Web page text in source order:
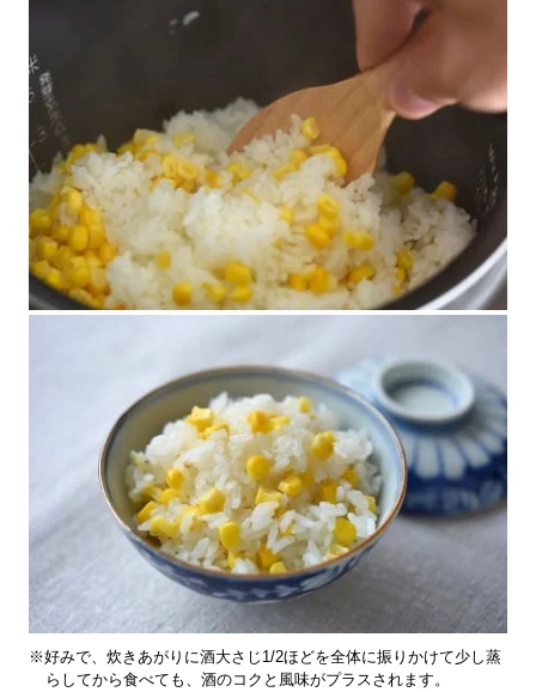
※好みで、炊きあがりに酒大さじ1/2ほどを全体に振りかけて少し蒸
らしてから食べても、酒のコクと風味がプラスされます。